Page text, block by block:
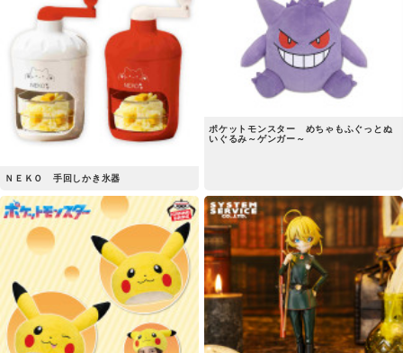
ＮＥＫＯ 手回しかき氷器
ポケットモンスター めちゃもふぐっとぬ
いぐるみ～ゲンガー～